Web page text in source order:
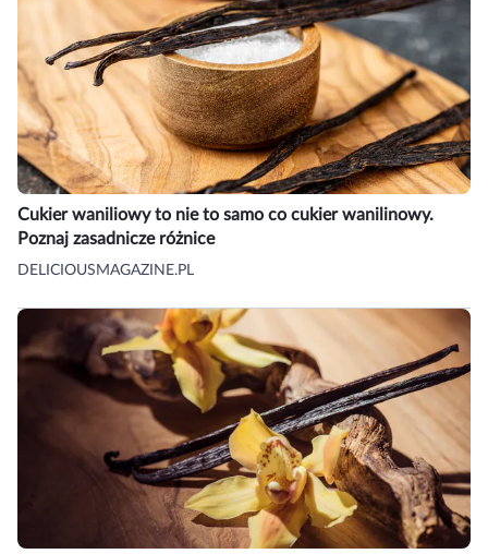
Cukier waniliowy to nie to samo co cukier wanilinowy.
Poznaj zasadnicze różnice
DELICIOUSMAGAZINE.PL